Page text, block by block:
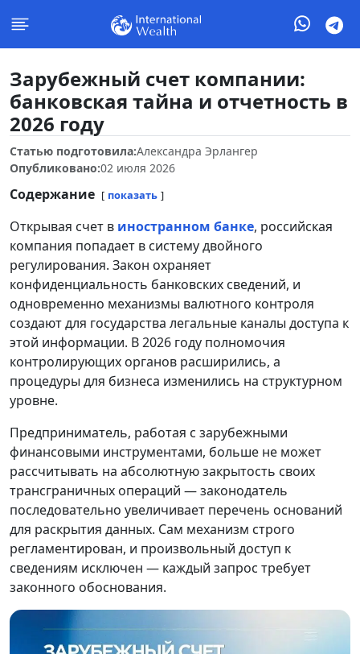
Зарубежный счет компании:
банковская тайна и отчетность в
2026 году
Статью подготовила:Александра Эрлангер
Опубликовано:02 июля 2026
Содержание показать
Открывая счет в иностранном банке, российская
компания попадает в систему двойного
регулирования. Закон охраняет
конфиденциальность банковских сведений, и
одновременно механизмы валютного контроля
создают для государства легальные каналы доступа к
этой информации. В 2026 году полномочия
контролирующих органов расширились, а
процедуры для бизнеса изменились на структурном
уровне.
Предприниматель, работая с зарубежными
финансовыми инструментами, больше не может
рассчитывать на абсолютную закрытость своих
трансграничных операций — законодатель
последовательно увеличивает перечень оснований
для раскрытия данных. Сам механизм строго
регламентирован, и произвольный доступ к
сведениям исключен — каждый запрос требует
законного обоснования.